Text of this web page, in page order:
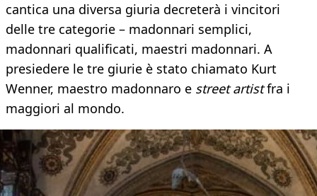
cantica una diversa giuria decreterà i vincitori
delle tre categorie – madonnari semplici,
madonnari qualificati, maestri madonnari. A
presiedere le tre giurie è stato chiamato Kurt
Wenner, maestro madonnaro e street artistfra i
maggiori al mondo.